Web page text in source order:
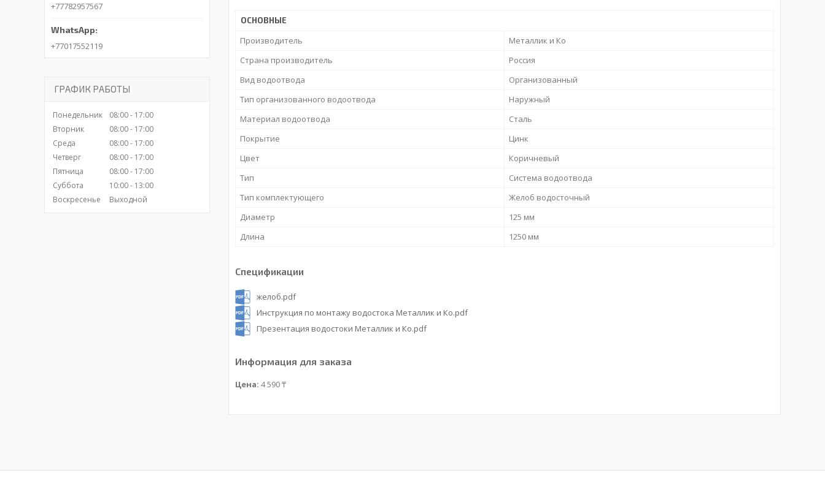
ОСНОВНЫЕ
Производитель
Металлик и Ко
Страна производитель
Россия
Вид водоотвода
Организованный
Тип организованного водоотвода
Наружный
Материал водоотвода
Сталь
Покрытие
Цинк
Цвет
Коричневый
Тип
Система водоотвода
Тип комплектующего
Желоб водосточный
Диаметр
125 мм
Длина
1250 мм
Спецификации
желоб.pdf
Инструкция по монтажу водостока Металлик и Ко.pdf
Презентация водостоки Металлик и Ко.pdf
Информация для заказа
Цена: 4 590 ₸
+77782957567
+77017552119
ГРАФИК РАБОТЫ
Понедельник 08:00
17:00
Вторник
08:00
17:00
Среда
08:00
17:00
Четверг
08:00
17:00
Пятница
08:00
17:00
Суббота
10:00
13:00
Воскресенье
Выходной